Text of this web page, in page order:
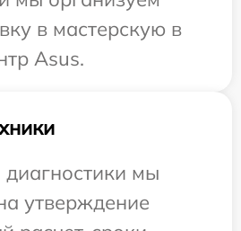
в мастерскую в
Asus.
мы
утверждение